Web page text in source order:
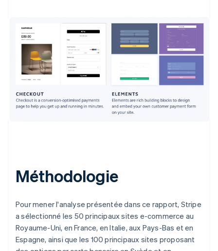
Méthodologie
Pour mener l'analyse présentée dans ce rapport, Stripe
a sélectionné les 50 principaux sites e-commerce au
Royaume-Uni, en France, en Italie, aux Pays-Bas et en
Espagne, ainsi que les 100 principaux sites proposant
Allemagne
Deutsch English
Australie
English